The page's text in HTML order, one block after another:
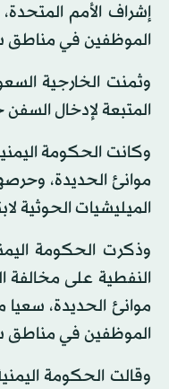
إشراف الأمم
الموظفين في مناطق
وثمنت الخارجية
المتبعة لإدخال السفن
وكانت الحكومة
موانئ الحديدة،
الميليشيات الحوثية
موانئ الحديدة، سعيا
الموظفين في مناطق
وقالت الحكومة